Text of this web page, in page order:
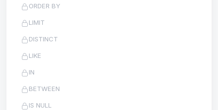
ORDER BY
LIMIT
DISTINCT
LIKE
IN
BETWEEN
IS NULL